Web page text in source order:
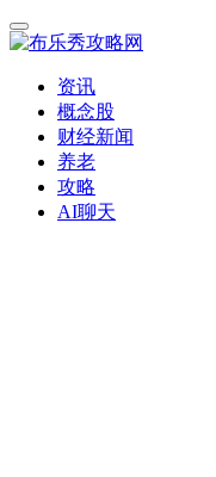
资讯
概念股
财经新闻
养老
攻略
AI聊天